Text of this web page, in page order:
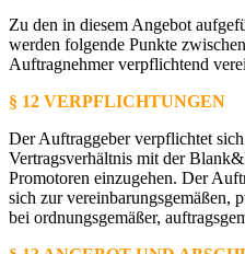
Zu den in diesem Angebot
werden folgende Punkte
Auftragnehmer verpflichtend
§ 12 VERPFLICHTUNGEN
Der Auftraggeber verpflichtet
Vertragsverhältnis mit der
Promotoren einzugehen. Der
sich zur vereinbarungsgemäßen,
bei ordnungsgemäßer,